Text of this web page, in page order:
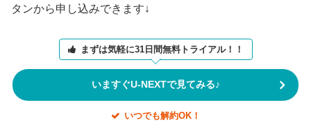
タンから申し込みできます↓
まずは気軽に31日間無料トライアル！！
いますぐU-NEXTで見てみる♪
いつでも解約OK！